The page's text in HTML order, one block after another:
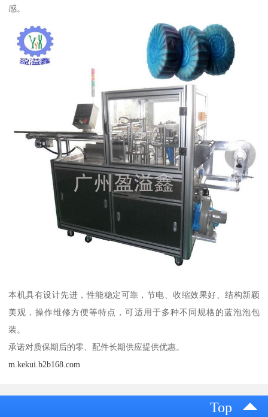
感。
本机具有设计先进，性能稳定可靠，节电、收缩效果好、结构新颖
美观，操作维修方便等特点，可适用于多种不同规格的蓝泡泡包
装。
承诺对质保期后的零、配件长期供应提供优惠。
m.kekui.b2b168.com
Top